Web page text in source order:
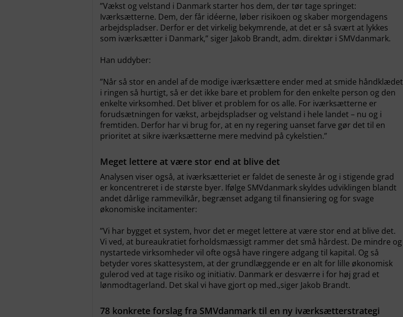
”Vækst og velstand i Danmark starter hos dem, der tør tage springet:
Iværksætterne. Dem, der får idéerne, løber risikoen og skaber morgendagens
arbejdspladser. Derfor er det virkelig bekymrende, at det er så svært at lykkes
som iværksætter i Danmark,” siger Jakob Brandt, adm. direktør i SMVdanmark.
Han uddyber:
”Når så stor en andel af de modige iværksættere ender med at smide håndklædet
i ringen så hurtigt, så er det ikke bare et problem for den enkelte person og den
enkelte virksomhed. Det bliver et problem for os alle. For iværksætterne er
forudsætningen for vækst, arbejdspladser og velstand i hele landet – nu og i
fremtiden. Derfor har vi brug for, at en ny regering uanset farve gør det til en
prioritet at sikre iværksætterne mere medvind på cykelstien.”
Meget lettere at være stor end at blive det
Analysen viser også, at iværksætteriet er faldet de seneste år og i stigende grad
er koncentreret i de største byer. Ifølge SMVdanmark skyldes udviklingen blandt
andet dårlige rammevilkår, begrænset adgang til finansiering og for svage
økonomiske incitamenter:
”Vi har bygget et system, hvor det er meget lettere at være stor end at blive det.
Vi ved, at bureaukratiet forholdsmæssigt rammer det små hårdest. De mindre og
nystartede virksomheder vil ofte også have ringere adgang til kapital. Og så
betyder vores skattesystem, at der grundlæggende er en alt for lille økonomisk
gulerod ved at tage risiko og initiativ. Danmark er desværre i for høj grad et
lønmodtagerland. Det skal vi have gjort op med.,siger Jakob Brandt.
78 konkrete forslag fra SMVdanmark til en ny iværksætterstrategi